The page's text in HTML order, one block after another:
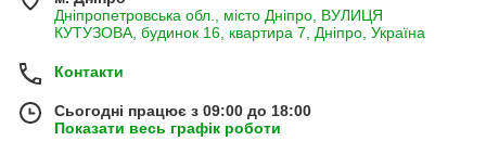
Дніпропетровська обл., місто Дніпро, ВУЛИЦЯ
КУТУЗОВА, будинок 16, квартира 7, Дніпро, Україна
Контакти
Сьогодні працює з 09:00 до 18:00
Показати весь графік роботи